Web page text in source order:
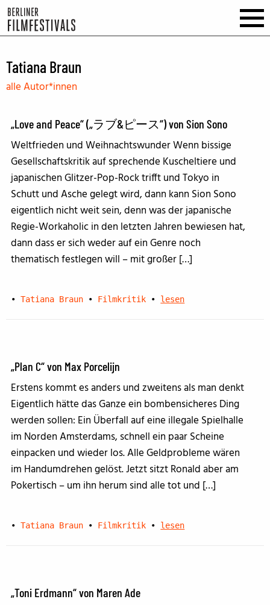
Tatiana Braun
alle Autor*innen
„Love and Peace“ („ラブ&ピース“) von Sion Sono
Weltfrieden und Weihnachtswunder Wenn bissige
Gesellschaftskritik auf sprechende Kuscheltiere und
japanischen Glitzer-Pop-Rock trifft und Tokyo in
Schutt und Asche gelegt wird, dann kann Sion Sono
eigentlich nicht weit sein, denn was der japanische
Regie-Workaholic in den letzten Jahren bewiesen hat,
dann dass er sich weder auf ein Genre noch
thematisch festlegen will – mit großer […]
• Tatiana Braun • Filmkritik • lesen
„Plan C“ von Max Porcelijn
Erstens kommt es anders und zweitens als man denkt
Eigentlich hätte das Ganze ein bombensicheres Ding
werden sollen: Ein Überfall auf eine illegale Spielhalle
im Norden Amsterdams, schnell ein paar Scheine
einpacken und wieder los. Alle Geldprobleme wären
im Handumdrehen gelöst. Jetzt sitzt Ronald aber am
Pokertisch – um ihn herum sind alle tot und […]
• Tatiana Braun • Filmkritik • lesen
„Toni Erdmann“ von Maren Ade